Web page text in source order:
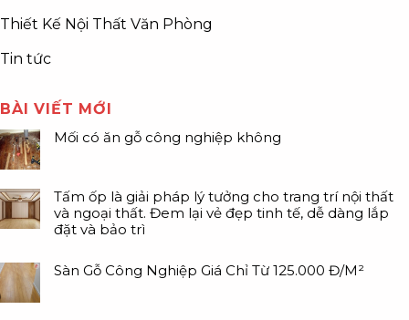
Thiết Kế Nội Thất Văn Phòng
Tin tức
BÀI VIẾT MỚI
Mối có ăn gỗ công nghiệp không
Tấm ốp là giải pháp lý tưởng cho trang trí nội thất
và ngoại thất. Đem lại vẻ đẹp tinh tế, dễ dàng lắp
đặt và bảo trì
Sàn Gỗ Công Nghiệp Giá Chỉ Từ 125.000 Đ/M²